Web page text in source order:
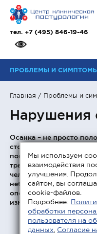
тел. +7 (495) 846-19-46
ПРОБЛЕМЫ И
Главная / Проблемы и
Нарушения
Осанка – не просто
стоянии или сидении.
повседневных поз,
травм, вредных
человека способен
неблагоприятным
опорно-двигательный
изменения,
Мы используем
взаимодействия
улучшения.
сайтом, вы
cookie-файлов.
Подробнее:
обработки
пользователя на
данных Согласие